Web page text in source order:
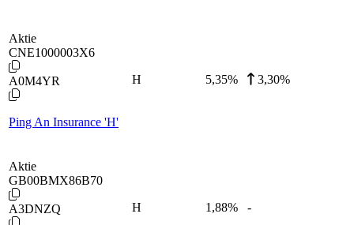
Aktie
CNE1000003X6
A0M4YR
Ping An Insurance 'H'
H 5,35% 3,30%
Aktie
GB00BMX86B70
A3DNZQ H 1,88% -